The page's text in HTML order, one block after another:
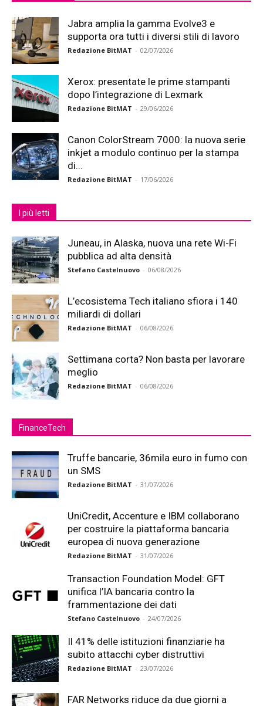
Jabra amplia la gamma Evolve3 e
supporta ora tutti i diversi stili di lavoro
Redazione BitMAT - 02/07/2026
Xerox: presentate le prime stampanti
dopo l’integrazione di Lexmark
Redazione BitMAT - 29/06/2026
Canon ColorStream 7000: la nuova serie
inkjet a modulo continuo per la stampa
di...
Redazione BitMAT - 17/06/2026
I più letti
Juneau, in Alaska, nuova una rete Wi-Fi
pubblica ad alta densità
Stefano Castelnuovo - 06/08/2026
L’ecosistema Tech italiano sfiora i 140
miliardi di dollari
Redazione BitMAT - 06/08/2026
Settimana corta? Non basta per lavorare
meglio
Redazione BitMAT - 06/08/2026
FinanceTech
Truffe bancarie, 36mila euro in fumo con
un SMS
Redazione BitMAT - 31/07/2026
UniCredit, Accenture e IBM collaborano
per costruire la piattaforma bancaria
europea di nuova generazione
Redazione BitMAT - 31/07/2026
Transaction Foundation Model: GFT
unifica l’IA bancaria contro la
frammentazione dei dati
Stefano Castelnuovo - 24/07/2026
Il 41% delle istituzioni finanziarie ha
subito attacchi cyber distruttivi
Redazione BitMAT - 23/07/2026
FAR Networks riduce da due giorni a